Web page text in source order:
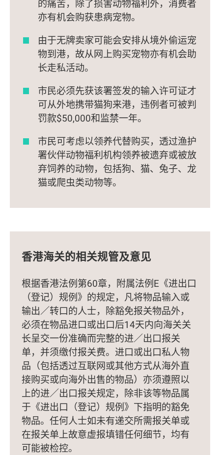
的痛苦，除了损害动物福利外，消费者
亦有机会购获患病宠物。
由于无牌卖家可能会安排从境外偷运宠
物到港，故从网上购买宠物亦有机会助
长走私活动。
市民必须先获该署签发的输入许可证才
可从外地携带猫狗来港，违例者可被判
罚款$50,000和监禁一年。
市民可考虑以领养代替购买，透过渔护
署伙伴动物福利机构领养被遗弃或被放
弃饲养的动物，包括狗、猫、兔子、龙
猫或爬虫类动物等。
香港海关的相关规管及意见
根据香港法例第60章，附属法例E《进出口
（登记）规例》的规定，凡将物品输入或
输出／转口的人士，除豁免报关物品外，
必须在物品进口或出口后14天内向海关关
长呈交一份准确而完整的进／出口报关
单，并须缴付报关费。进口或出口私人物
品（包括透过互联网或其他方式从海外直
接购买或向海外出售的物品）亦须遵照以
上的进／出口报关规定，除非该等物品属
于《进出口（登记）规例》下指明的豁免
物品。任何人士如未有递交所需报关单或
在报关单上故意虚报填错任何细节，均有
可能被检控。